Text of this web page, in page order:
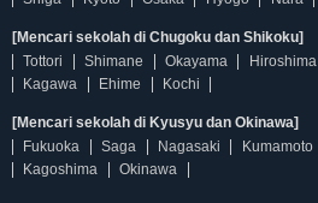
[Mencari sekolah di Chugoku dan Shikoku]
Tottori
Shimane Okayama Hiroshima
Kagawa
Ehime Kochi
[Mencari sekolah di Kyusyu dan Okinawa]
Fukuoka
Saga Nagasaki Kumamoto
Kagoshima
Okinawa